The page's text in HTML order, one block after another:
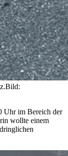
Bild:
Uhr im Bereich der
wollte einem